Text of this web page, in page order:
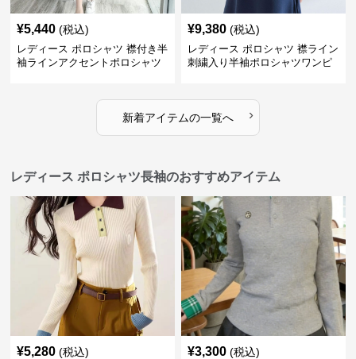
¥5,440 (税込)
レディース ポロシャツ 襟付き半
袖ラインアクセントポロシャツ
¥9,380 (税込)
レディース ポロシャツ 襟ライン
刺繍入り半袖ポロシャツワンピ
新着アイテムの一覧へ ›
レディース ポロシャツ長袖のおすすめアイテム
¥5,280 (税込) ¥3,300 (税込)